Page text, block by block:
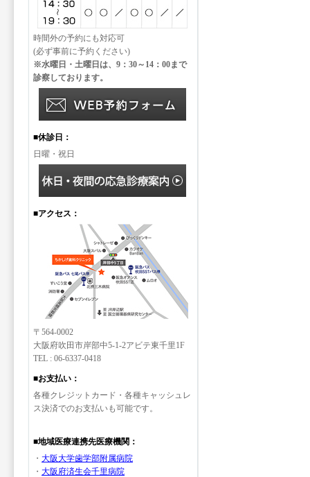
時間外の予約にも対応可
(必ず事前に予約ください)
※水曜日・土曜日は、9：30～14：00まで
診察しております。
■休診日：
日曜・祝日
■アクセス：
〒564-0002
大阪府吹田市岸部中5-1-2アビテ東千里1F
TEL : 06-6337-0418
■お支払い：
各種クレジットカード・各種キャッシュレ
ス決済でのお支払いも可能です。
■地域医療連携先医療機関：
・ 大阪大学歯学部附属病院
・ 大阪府済生会千里病院